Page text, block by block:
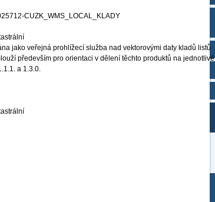
CUZK_WMS_LOCAL_KLADY
jako veřejná prohlížecí služba nad vektorovými daty kladů listů
především pro orientaci v dělení těchto produktů na jednotlivé
a 1.3.0.